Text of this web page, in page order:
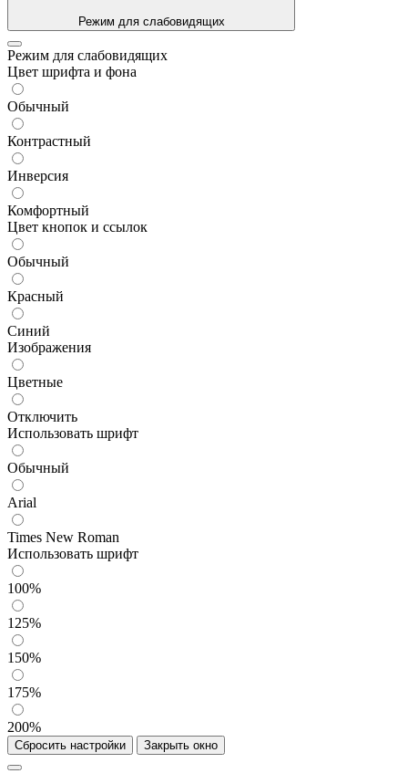
Режим для слабовидящих
Режим для слабовидящих
Цвет шрифта и фона
Обычный
Контрастный
Инверсия
Комфортный
Цвет кнопок и ссылок
Обычный
Красный
Синий
Изображения
Цветные
Отключить
Использовать шрифт
Обычный
Arial
Times New Roman
Использовать шрифт
100%
125%
150%
175%
200%
Сбросить настройки Закрыть окно